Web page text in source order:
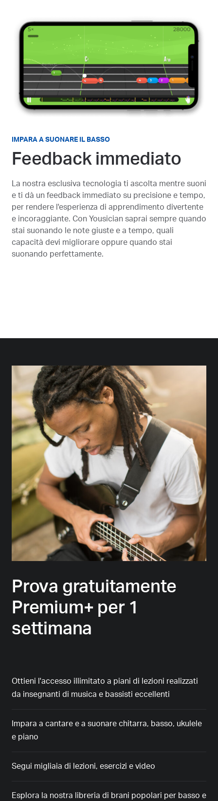
IMPARA A SUONARE IL BASSO
Feedback immediato
La nostra esclusiva tecnologia ti ascolta mentre suoni
e ti dà un feedback immediato su precisione e tempo,
per rendere l'esperienza di apprendimento divertente
e incoraggiante. Con Yousician saprai sempre quando
stai suonando le note giuste e a tempo, quali
capacità devi migliorare oppure quando stai
suonando perfettamente.
Prova gratuitamente
Premium+ per 1
settimana
Ottieni l'accesso illimitato a piani di lezioni realizzati
da insegnanti di musica e bassisti eccellenti
Impara a cantare e a suonare chitarra, basso, ukulele
e piano
Segui migliaia di lezioni, esercizi e video
Esplora la nostra libreria di brani popolari per basso e